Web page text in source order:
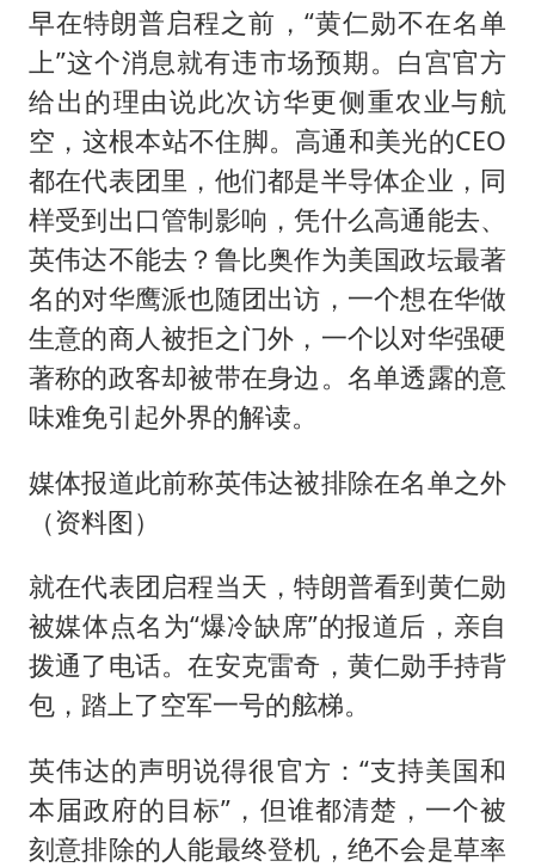
早在特朗普启程之前，“黄仁勋不在名单
上”这个消息就有违市场预期。白宫官方
给出的理由说此次访华更侧重农业与航
空，这根本站不住脚。高通和美光的CEO
都在代表团里，他们都是半导体企业，同
样受到出口管制影响，凭什么高通能去、
英伟达不能去？鲁比奥作为美国政坛最著
名的对华鹰派也随团出访，一个想在华做
生意的商人被拒之门外，一个以对华强硬
著称的政客却被带在身边。名单透露的意
味难免引起外界的解读。
媒体报道此前称英伟达被排除在名单之外
（资料图）
就在代表团启程当天，特朗普看到黄仁勋
被媒体点名为“爆冷缺席”的报道后，亲自
拨通了电话。在安克雷奇，黄仁勋手持背
包，踏上了空军一号的舷梯。
英伟达的声明说得很官方：“支持美国和
本届政府的目标”，但谁都清楚，一个被
刻意排除的人能最终登机，绝不会是草率